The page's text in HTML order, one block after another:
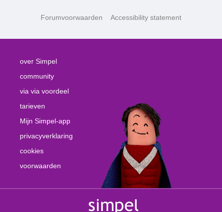
Forumvoorwaarden Accessibility statement
over Simpel
community
via via voordeel
tarieven
Mijn Simpel-app
privacyverklaring
cookies
voorwaarden